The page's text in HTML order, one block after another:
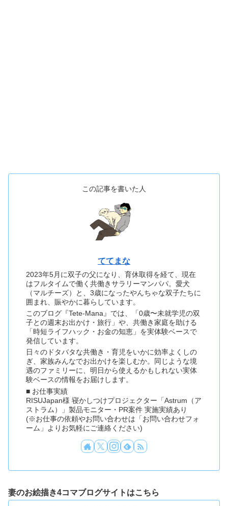
この記事を書いた人
ててまな
2023年5月に双子の父になり、育休取得を経て、現在
はフルタイムで働く共働きサラリーマンパパ。愛犬
（マルチーズ）と、3歳になったやんちゃな双子たちに
囲まれ、賑やかに暮らしています。
このブログ『Tete-Mana』では、「0歳〜未就学児の双
子との週末お出かけ・旅行」や、共働き家庭を助ける
「時短ライフハック・お金の知恵」を実体験ベースで
発信しています。
日々のドタバタな共働き・育児をいかに効率よくしの
ぎ、家族みんなでお出かけを楽しむか。同じような境
遇のファミリーに、明日から使えるかもしれない実体
験ベースの情報をお届けします。
■ お仕事実績
RISUJapan様 寝かしつけプロジェクター「Astrum（ア
ストラム）」製品モニター・PR案件 実施実績あり
(※お仕事の依頼やお問い合わせは「お問い合わせフォ
ーム」よりお気軽にご連絡ください)
妻のお絵描き4コマブログサイトはこちら